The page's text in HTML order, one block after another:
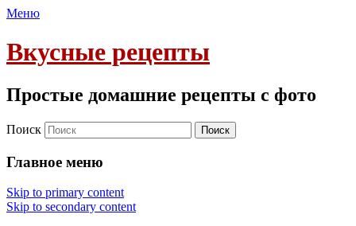
Меню
Вкусные рецепты
Простые домашние рецепты с фото
Поиск
Главное меню
Skip to primary content
Skip to secondary content